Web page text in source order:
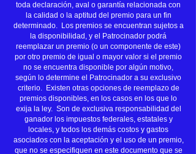
toda declaración, aval o garantía relacionada con
la calidad o la aptitud del premio para un fin
determinado. Los premios se encuentran sujetos a
la disponibilidad, y el Patrocinador podrá
reemplazar un premio (o un componente de este)
por otro premio de igual o mayor valor si el premio
no se encuentra disponible por algún motivo,
según lo determine el Patrocinador a su exclusivo
criterio. Existen otras opciones de reemplazo de
premios disponibles, en los casos en los que lo
exija la ley. Son de exclusiva responsabilidad del
ganador los impuestos federales, estatales y
locales, y todos los demás costos y gastos
asociados con la aceptación y el uso de un premio,
que no se especifiquen en este documento que se